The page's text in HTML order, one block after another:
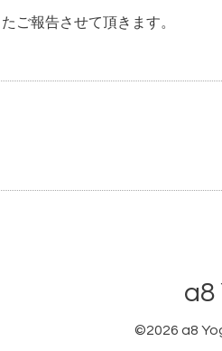
ご報告させて頂きます。
a8
©2026 a8